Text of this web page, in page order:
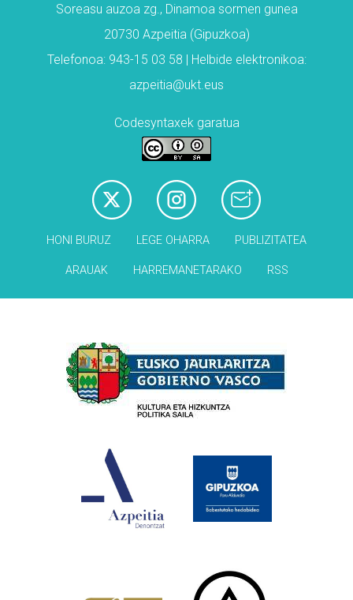
Soreasu auzoa zg., Dinamoa sormen gunea
20730 Azpeitia (Gipuzkoa)
Telefonoa: 943-15 03 58 | Helbide elektronikoa:
azpeitia@ukt.eus
Codesyntaxek garatua
HONI BURUZ LEGE OHARRA PUBLIZITATEA
ARAUAK HARREMANETARAKO RSS